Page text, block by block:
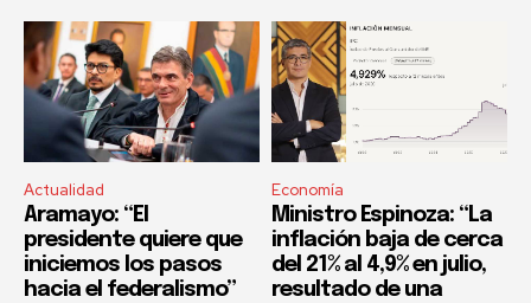
Actualidad
Aramayo: “El
presidente quiere que
iniciemos los pasos
hacia el federalismo”
Economía
Ministro Espinoza: “La
inflación baja de cerca
del 21% al 4,9% en julio,
resultado de una